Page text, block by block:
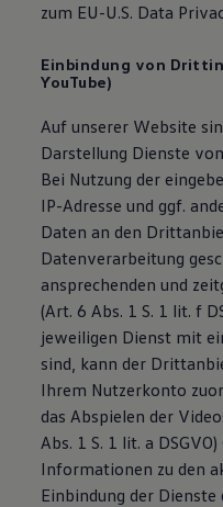
zum EU-U.S. Data
Einbindung von
YouTube)
Auf unserer Website
Darstellung Dienste
Bei Nutzung der
IP-Adresse und ggf.
Daten an den
Datenverarbeitung
ansprechenden und
(Art. 6 Abs. 1 S. 1 lit. f
jeweiligen Dienst mit
sind, kann der
Ihrem Nutzerkonto
das Abspielen der
Abs. 1 S. 1 lit. a
Informationen zu den
Einbindung der